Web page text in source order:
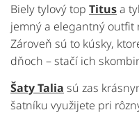
Bielytylovýtop Titusa
jemnýa elegantný outfit
Zároveň sú to kúsky,
dňoch –stačí ich
ŠatyTalia sú zas
šatníku využijete pri